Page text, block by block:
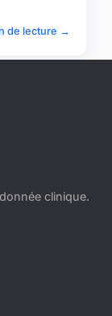
de lecture →
clinique.